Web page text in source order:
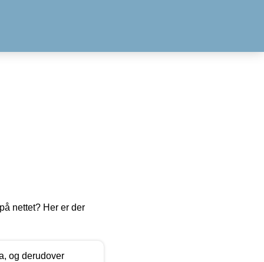
nettet? Her er der
og derudover